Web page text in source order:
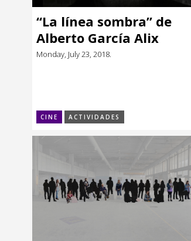
“La línea sombra” de
Alberto García Alix
Monday, July 23, 2018.
CINE ACTIVIDADES